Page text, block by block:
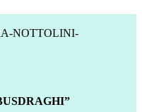
NOTTOLINI-